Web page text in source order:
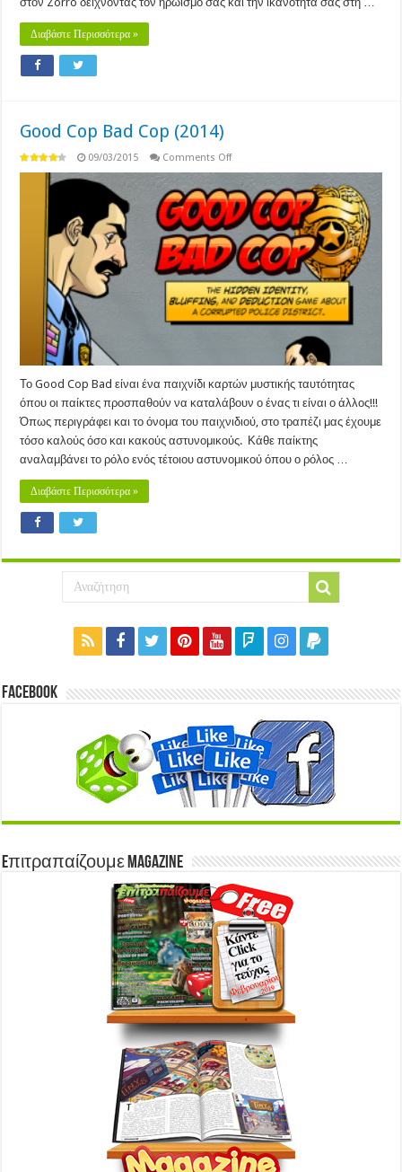
Διαβάστε Περισσότερα »
Good Cop Bad Cop (2014)
09/03/2015 Comments Offon
Bad
Cop
(2014)
Το Good Cop Bad είναι ένα παιχνίδι καρτών μυστικής ταυτότητας
όπου οι παίκτες προσπαθούν να καταλάβουν ο ένας τι είναι ο άλλος!!!
Όπως περιγράφει και το όνομα του παιχνιδιού, στο τραπέζι μας έχουμε
τόσο καλούς όσο και κακούς αστυνομικούς. Κάθε παίκτης
αναλαμβάνει το ρόλο ενός τέτοιου αστυνομικού όπου ο ρόλος …
Διαβάστε Περισσότερα »
Facebook
Eπιτραπαίζουμε Magazine